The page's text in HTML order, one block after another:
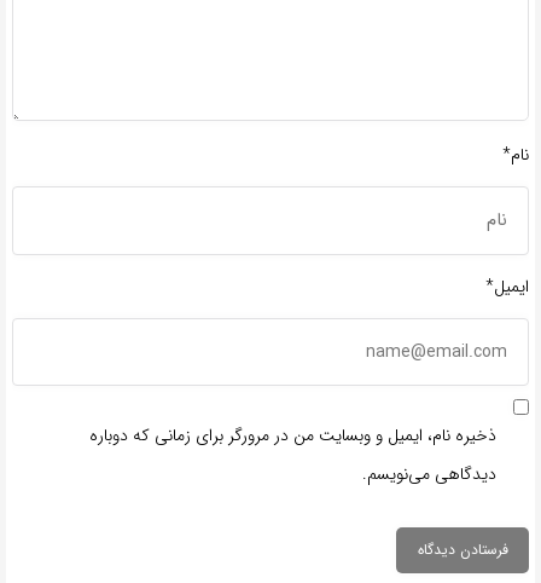
نام*
ایمیل*
ذخیره نام، ایمیل و وبسایت من در مرورگر برای زمانی که دوباره
دیدگاهی می‌نویسم.